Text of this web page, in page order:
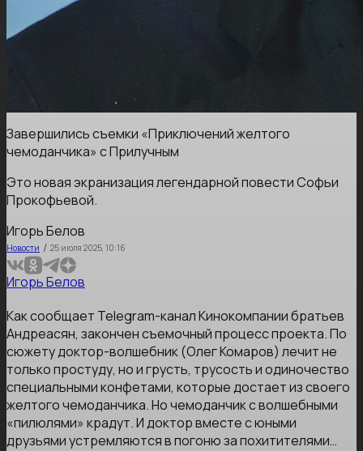
Завершились съемки «Приключений желтого
чемоданчика» с Прилучным
Это новая экранизация легендарной повести Софьи
Прокофьевой.
Игорь Белов
Новости / 25 июля 2025, 10:16
Игорь Белов
Как сообщает Telegram-канал Кинокомпании братьев
Андреасян, закончен съемочный процесс проекта. По
сюжету доктор-волшебник (Олег Комаров) лечит не
только простуду, но и грусть, трусость и одиночество
специальными конфетами, которые достает из своего
желтого чемоданчика. Но чемоданчик с волшебными
«пилюлями» крадут. И доктор вместе с юными
друзьями устремляются в погоню за похитителями…